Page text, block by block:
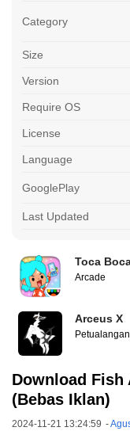
Category
Size
Version
Require OS
License
Language
GooglePlay
Last Updated
Toca
Arcade
Arceus X
Petualangan
Download Fish
(Bebas Iklan)
2024-11-21 13:24:59 -